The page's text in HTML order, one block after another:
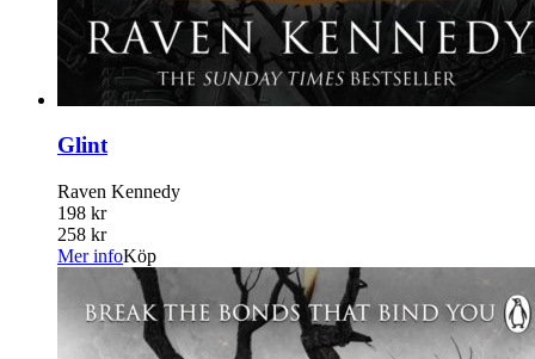
Glint
Raven Kennedy
198 kr
258 kr
Mer infoKöp